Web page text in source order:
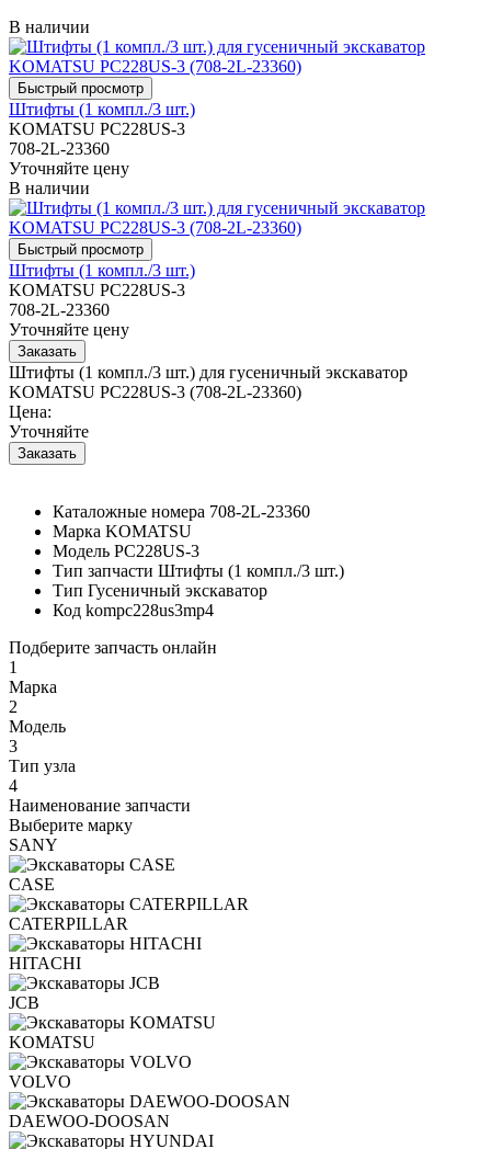
В наличии
Штифты (1 компл./3 шт.)
KOMATSU PC228US-3
708-2L-23360
Уточняйте цену
В наличии
Штифты (1 компл./3 шт.)
KOMATSU PC228US-3
708-2L-23360
Уточняйте цену
Штифты (1 компл./3 шт.) для гусеничный экскаватор
KOMATSU PC228US-3 (708-2L-23360)
Цена:
Уточняйте
Каталожные номера 708-2L-23360
Марка KOMATSU
Модель PC228US-3
Тип запчасти Штифты (1 компл./3 шт.)
Тип Гусеничный экскаватор
Код kompc228us3mp4
Подберите запчасть онлайн
1
Марка
2
Модель
3
Тип узла
4
Наименование запчасти
Выберите марку
SANY
CASE
CATERPILLAR
HITACHI
JCB
KOMATSU
VOLVO
DAEWOO-DOOSAN